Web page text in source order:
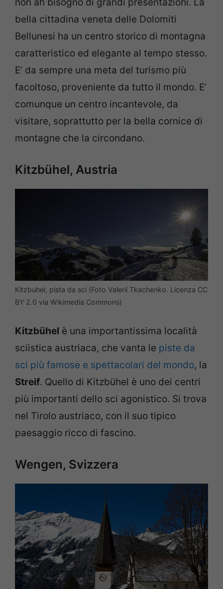
bella cittadina veneta delle Dolomiti
Bellunesi ha un centro storico di montagna
caratteristico ed elegante al tempo stesso.
E’ da sempre una meta del turismo più
facoltoso, proveniente da tutto il mondo. E’
comunque un centro incantevole, da
visitare, soprattutto per la bella cornice di
montagne che la circondano.
Kitzbühel, Austria
Kitzbuhel, pista da sci (Foto Valerii Tkachenko. Licenza CC
BY 2.0 via Wikimedia Commons)
Kitzbühel è una importantissima località
sciistica austriaca, che vanta le piste da
sci più famose e spettacolari del mondo, la
Streif. Quello di Kitzbühel è uno dei centri
più importanti dello sci agonistico. Si trova
nel Tirolo austriaco, con il suo tipico
paesaggio ricco di fascino.
Wengen, Svizzera